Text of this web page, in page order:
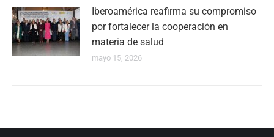
Iberoamérica reafirma su compromiso
por fortalecer la cooperación en
materia de salud
mayo 15, 2026